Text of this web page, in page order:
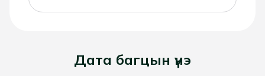
Дата багцын үнэ